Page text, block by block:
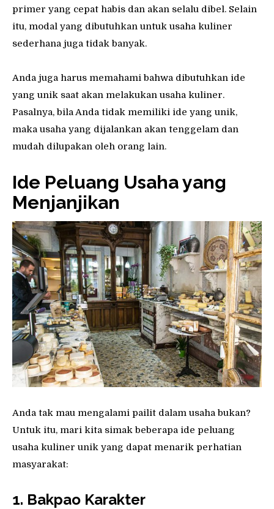
primer yang cepat habis dan akan selalu dibel. Selain
itu, modal yang dibutuhkan untuk usaha kuliner
sederhana juga tidak banyak.
Anda juga harus memahami bahwa dibutuhkan ide
yang unik saat akan melakukan usaha kuliner.
Pasalnya, bila Anda tidak memiliki ide yang unik,
maka usaha yang dijalankan akan tenggelam dan
mudah dilupakan oleh orang lain.
Ide Peluang Usaha yang
Menjanjikan
Anda tak mau mengalami pailit dalam usaha bukan?
Untuk itu, mari kita simak beberapa ide peluang
usaha kuliner unik yang dapat menarik perhatian
masyarakat:
1. Bakpao Karakter